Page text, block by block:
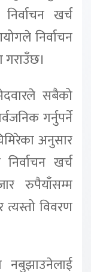
खर्च
निर्वाचन
सबैको
गर्नुपर्ने
अनुसार
खर्च
रुपैयाँसम्म
विवरण